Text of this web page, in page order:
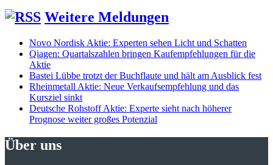
Weitere Meldungen
Novo Nordisk Aktie: Experten sehen Licht und Schatten
Qiagen: Quartalszahlen bringen Kaufempfehlungen für die
Aktie
Bastei Lübbe trotzt der Buchflaute und hält am Ausblick fest
Rheinmetall Aktie: Neue Verkaufsempfehlung und das
Kursziel sinkt
Deutsche Rohstoff Aktie: Experte sieht nach höherer
Prognose weiter großes Potenzial
Über uns